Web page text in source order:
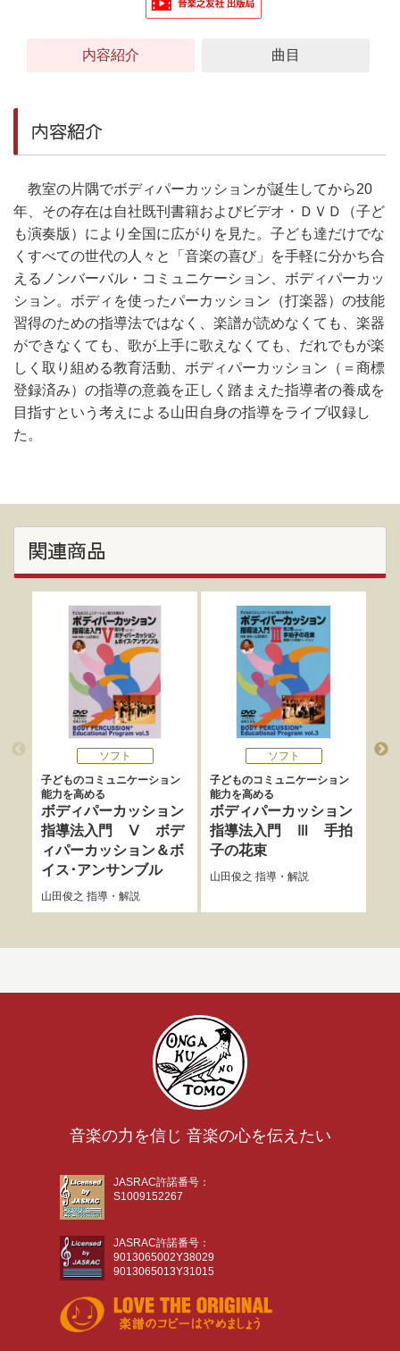
内容紹介 曲目
内容紹介
教室の片隅でボディパーカッションが誕生してから20
年、その存在は自社既刊書籍およびビデオ・ＤＶＤ（子ど
も演奏版）により全国に広がりを見た。子ども達だけでな
くすべての世代の人々と「音楽の喜び」を手軽に分かち合
えるノンバーバル・コミュニケーション、ボディパーカッ
ション。ボディを使ったパーカッション（打楽器）の技能
習得のための指導法ではなく、楽譜が読めなくても、楽器
ができなくても、歌が上手に歌えなくても、だれでもが楽
しく取り組める教育活動、ボディパーカッション（＝商標
登録済み）の指導の意義を正しく踏まえた指導者の養成を
目指すという考えによる山田自身の指導をライブ収録し
た。
関連商品
ソフト
子どものコミュニケーション
能力を高める
ボディパーカッション
指導法入門 Ⅴ ボデ
ィパーカッション＆ボ
イス･アンサンブル
山田俊之 指導・解説
ソフト
子どものコミュニケーション
能力を高める
ボディパーカッション
指導法入門 Ⅲ 手拍
子の花束
山田俊之 指導・解説
音楽の力を信じ 音楽の心を伝えたい
JASRAC許諾番号：
S1009152267
JASRAC許諾番号：
9013065002Y38029
9013065013Y31015